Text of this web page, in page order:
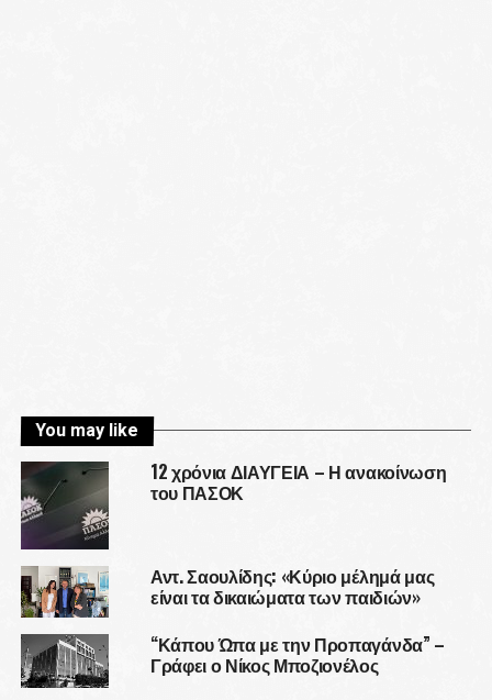
You may like
12 χρόνια ΔΙΑΥΓΕΙΑ – Η ανακοίνωση
του ΠΑΣΟΚ
Αντ. Σαουλίδης: «Κύριο μέλημά μας
είναι τα δικαιώματα των παιδιών»
“Κάπου Ώπα με την Προπαγάνδα” –
Γράφει ο Νίκος Μποζιονέλος